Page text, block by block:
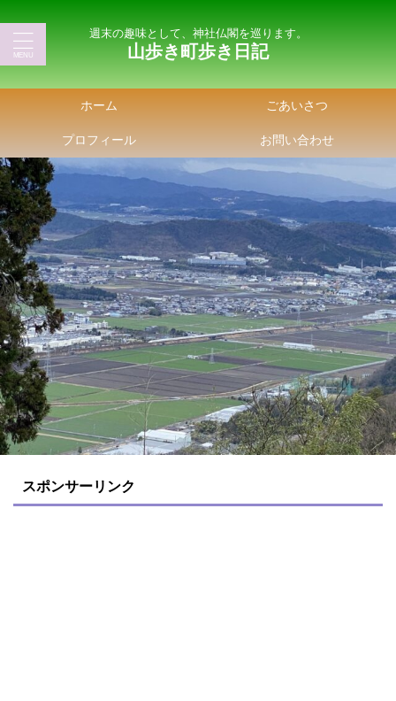
週末の趣味として、神社仏閣を巡ります。
山歩き町歩き日記
ホーム ごあいさつ
プロフィール お問い合わせ
スポンサーリンク